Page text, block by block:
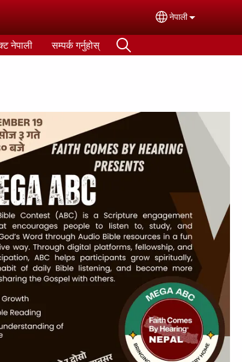
Select your
नेपाली
नेपाली सम्पर्क गर्नुहोस्